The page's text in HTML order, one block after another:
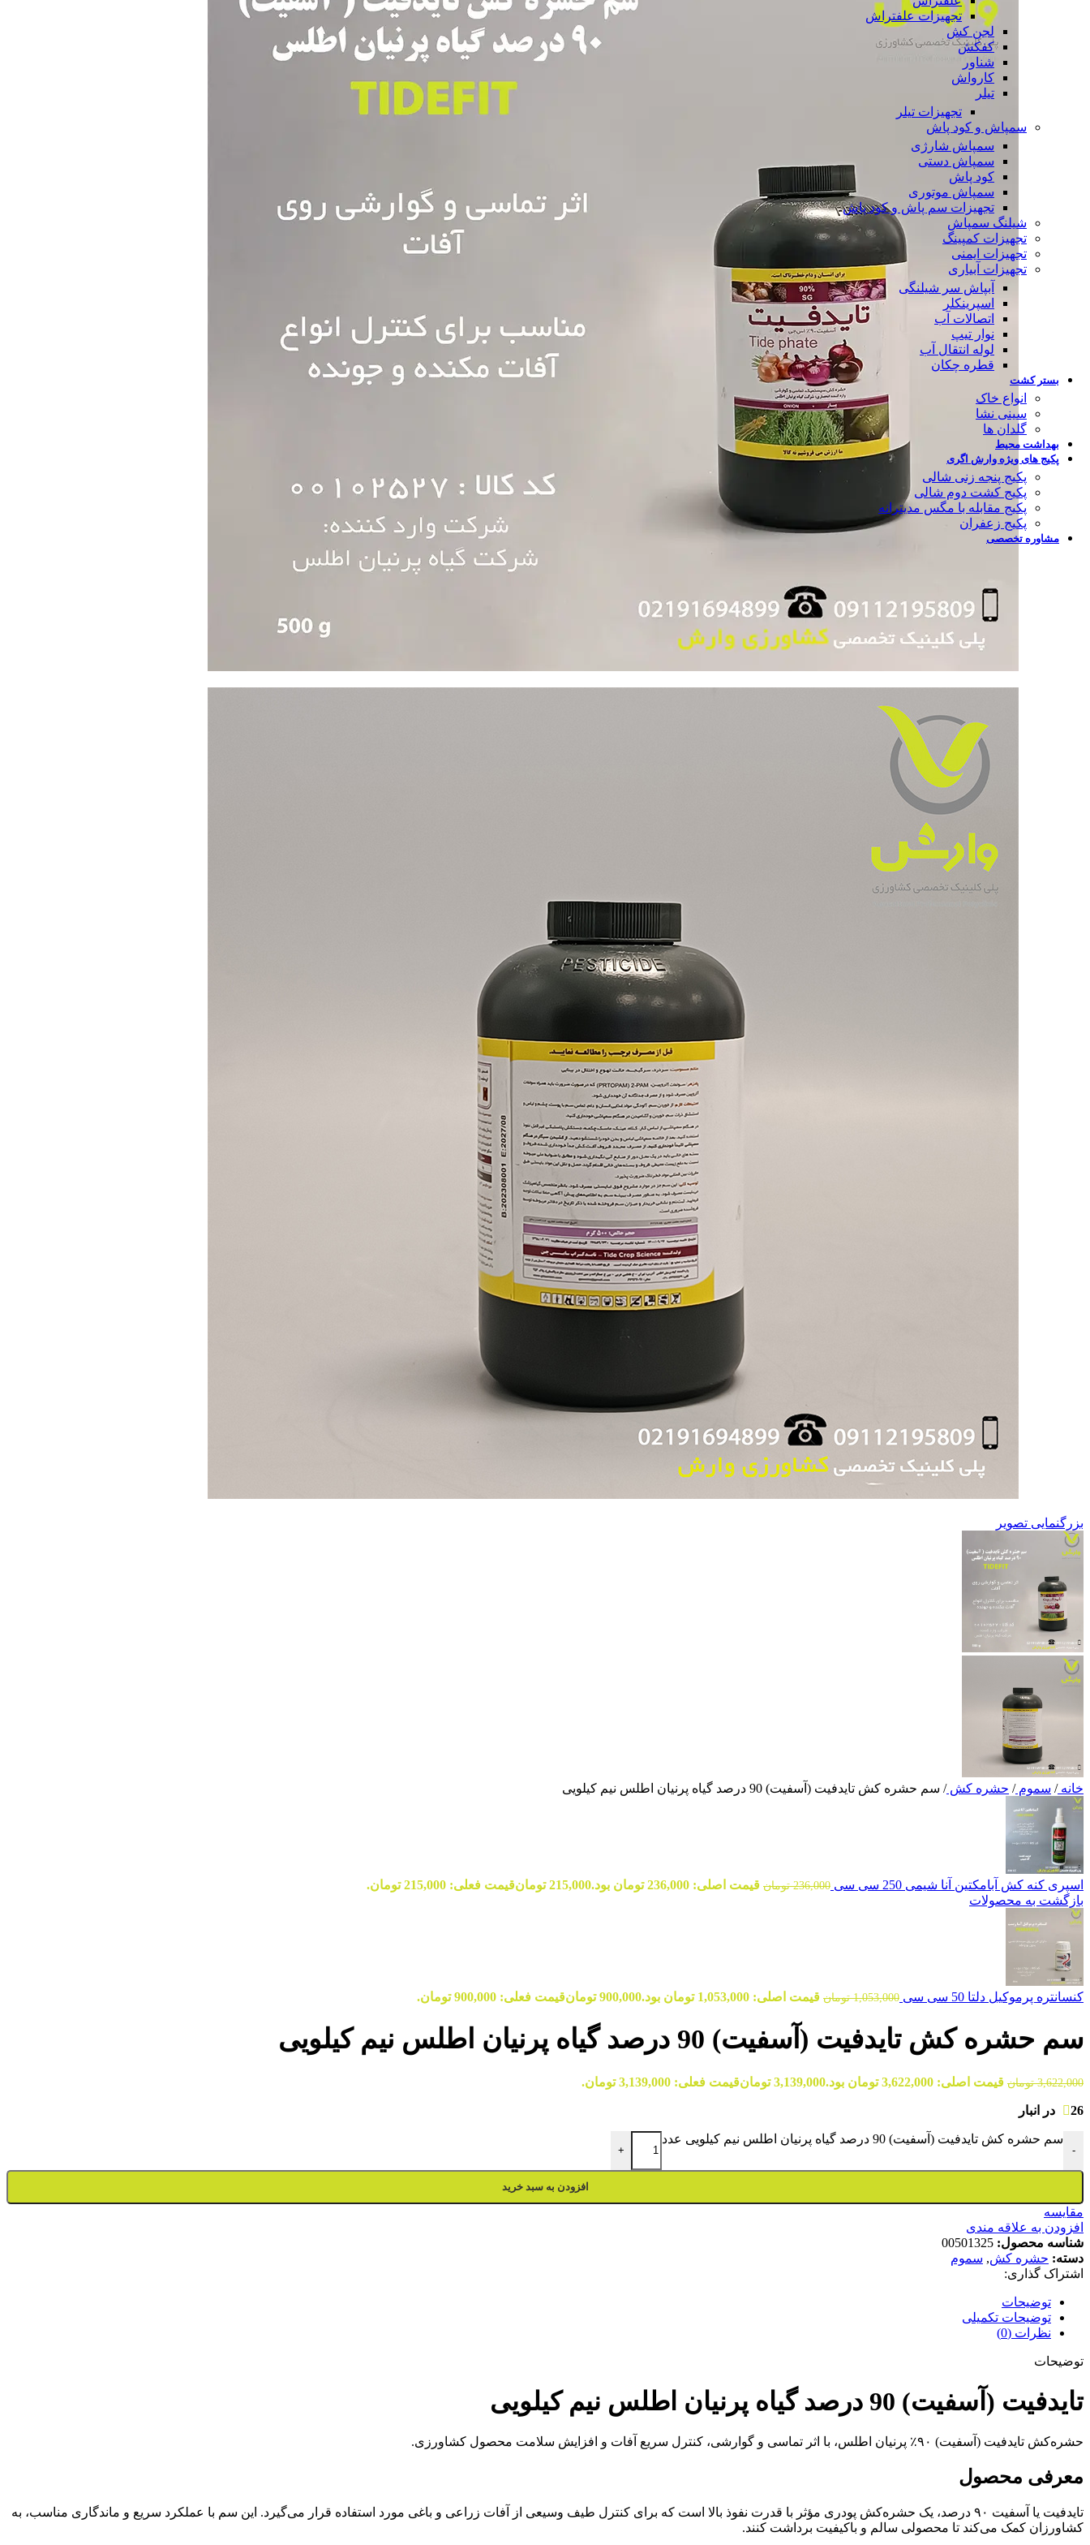
تجهیزات علفتراش
لجن کش
کفکش
شناور
کارواش
تیلر
تجهیزات تیلر
سمپاش و کود پاش
سمپاش شارژی
سمپاش دستی
کود پاش
سمپاش موتوری
تجهیزات سم پاش و کود پاش
شیلنگ سمپاش
تجهیزات کمپینگ
تجهیزات ایمنی
تجهیزات آبیاری
آبپاش سر شیلنگی
اسپرینکلر
اتصالات آب
نوار تیپ
لوله انتقال آب
قطره چکان
بستر کشت
انواع خاک
سینی نشا
گلدان ها
بهداشت محیط
پکیج های ویژه وارش اگری
پکیج پنجه زنی شالی
پکیج کشت دوم شالی
پکیج مقابله با مگس مدیترانه
پکیج زعفران
مشاوره تخصصی
بزرگنمایی تصویر
خانه/ سموم/ حشره کش/ سم حشره کش تایدفیت (آسفیت) 90 درصد گیاه پرنیان اطلس نیم کیلویی
اسپری کنه کش آبامکتین آنا شیمی 250 سی سی 236,000 تومان قیمت اصلی: 236,000 تومان بود. 215,000 تومانقیمت فعلی: 215,000 تومان.
بازگشت به محصولات
کنسانتره پرموکیل دلتا 50 سی سی 1,053,000 تومان قیمت اصلی: 1,053,000 تومان بود. 900,000 تومانقیمت فعلی: 900,000 تومان.
سم حشره کش تایدفیت (آسفیت) 90 درصد گیاه پرنیان اطلس نیم کیلویی
3,622,000 تومان قیمت اصلی: 3,622,000 تومان بود. 3,139,000 تومانقیمت فعلی: 3,139,000 تومان.
26 در انبار
-
سم حشره کش تایدفیت (آسفیت) 90 درصد گیاه پرنیان اطلس نیم کیلویی عدد
+
افزودن به سبد خرید
مقایسه
افزودن به علاقه مندی
شناسه محصول: 00501325
دسته: حشره کش, سموم
اشتراک گذاری:
توضیحات
توضیحات تکمیلی
نظرات (0)
توضیحات
تایدفیت (آسفیت) 90 درصد گیاه پرنیان اطلس نیم کیلویی
حشره‌کش تایدفیت (آسفیت) ۹۰٪ پرنیان اطلس، با اثر تماسی و گوارشی، کنترل سریع آفات و افزایش سلامت محصول کشاورزی.
معرفی محصول
تایدفیت یا آسفیت ۹۰ درصد، یک حشره‌کش پودری مؤثر با قدرت نفوذ بالا است که برای کنترل طیف وسیعی از آفات زراعی و باغی مورد استفاده قرار می‌گیرد. این سم با عملکرد سریع و ماندگاری مناسب، به
کشاورزان کمک می‌کند تا محصولی سالم و باکیفیت برداشت کنند.